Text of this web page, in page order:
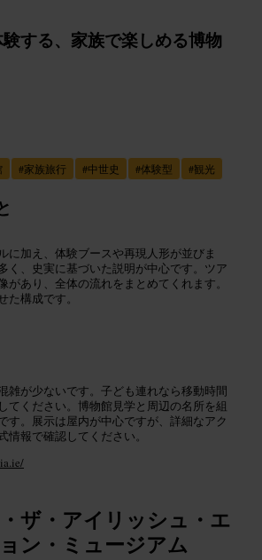
する、家族で楽しめる博物
#家族旅行 #中世史 #体験型 #観光
に加え、体験ブースや再現人形が並びま
く、史実に基づいた説明が中心です。ツア
があり、全体の流れをまとめてくれます。
構成です。
雑が少ないです。子ども連れなら移動時間
てください。博物館見学と周辺の名所を組
す。展示は屋内が中心ですが、詳細なアク
情報で確認してください。
ザ・アイリッシュ・エ
ン・ミュージアム